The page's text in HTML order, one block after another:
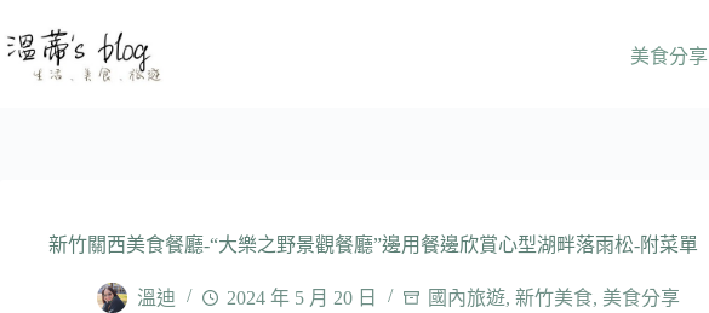
至
美食分享
新竹關西美食餐廳-“大樂之野景觀餐廳”邊用餐邊欣賞心型湖畔落雨松-附菜單
溫迪 2024 年 5 月 20 日 國內旅遊, 新竹美食, 美食分享